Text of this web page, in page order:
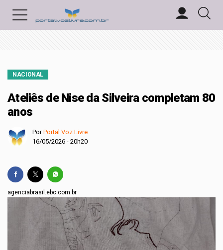
NACIONAL
Ateliês de Nise da Silveira completam 80
anos
PorPortal Voz Livre
16/05/2026 - 20h20
agenciabrasil.ebc.com.br